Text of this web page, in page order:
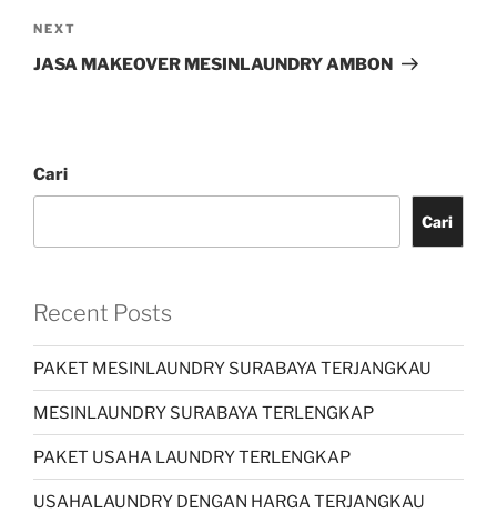
NEXT
JASA MAKEOVER MESINLAUNDRY AMBON
Cari
Cari
Recent Posts
PAKET MESINLAUNDRY SURABAYA TERJANGKAU
MESINLAUNDRY SURABAYA TERLENGKAP
PAKET USAHA LAUNDRY TERLENGKAP
USAHALAUNDRY DENGAN HARGA TERJANGKAU